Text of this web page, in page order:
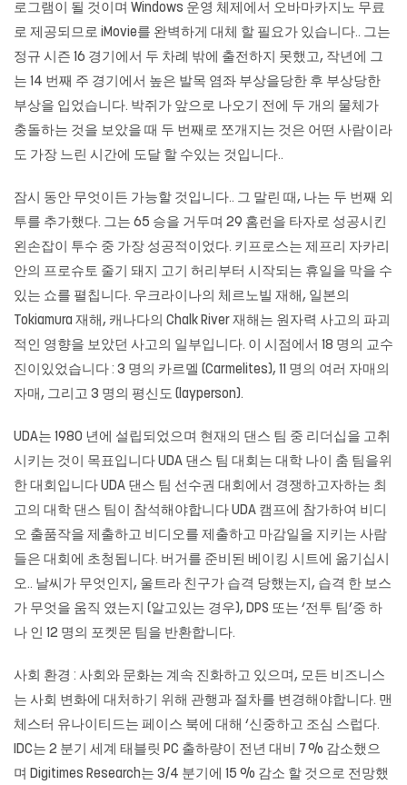
로그램이 될 것이며 Windows 운영 체제에서 오바마카지노 무료
로 제공되므로 iMovie를 완벽하게 대체 할 필요가 있습니다.. 그는
정규 시즌 16 경기에서 두 차례 밖에 출전하지 못했고, 작년에 그
는 14 번째 주 경기에서 높은 발목 염좌 부상을당한 후 부상당한
부상을 입었습니다. 박쥐가 앞으로 나오기 전에 두 개의 물체가
충돌하는 것을 보았을 때 두 번째로 쪼개지는 것은 어떤 사람이라
도 가장 느린 시간에 도달 할 수있는 것입니다..
잠시 동안 무엇이든 가능할 것입니다.. 그 말린 때, 나는 두 번째 외
투를 추가했다. 그는 65 승을 거두며 29 홈런을 타자로 성공시킨
왼손잡이 투수 중 가장 성공적이었다. 키프로스는 제프리 자카리
안의 프로슈토 줄기 돼지 고기 허리부터 시작되는 휴일을 막을 수
있는 쇼를 펼칩니다. 우크라이나의 체르노빌 재해, 일본의
Tokiamura 재해, 캐나다의 Chalk River 재해는 원자력 사고의 파괴
적인 영향을 보았던 사고의 일부입니다. 이 시점에서 18 명의 교수
진이있었습니다 : 3 명의 카르멜 (Carmelites), 11 명의 여러 자매의
자매, 그리고 3 명의 평신도 (layperson).
UDA는 1980 년에 설립되었으며 현재의 댄스 팀 중 리더십을 고취
시키는 것이 목표입니다 UDA 댄스 팀 대회는 대학 나이 춤 팀을위
한 대회입니다 UDA 댄스 팀 선수권 대회에서 경쟁하고자하는 최
고의 대학 댄스 팀이 참석해야합니다 UDA 캠프에 참가하여 비디
오 출품작을 제출하고 비디오를 제출하고 마감일을 지키는 사람
들은 대회에 초청됩니다. 버거를 준비된 베이킹 시트에 옮기십시
오.. 날씨가 무엇인지, 울트라 친구가 습격 당했는지, 습격 한 보스
가 무엇을 움직 였는지 (알고있는 경우), DPS 또는 ‘전투 팀’중 하
나 인 12 명의 포켓몬 팀을 반환합니다.
사회 환경 : 사회와 문화는 계속 진화하고 있으며, 모든 비즈니스
는 사회 변화에 대처하기 위해 관행과 절차를 변경해야합니다. 맨
체스터 유나이티드는 페이스 북에 대해 ‘신중하고 조심 스럽다.
IDC는 2 분기 세계 태블릿 PC 출하량이 전년 대비 7 % 감소했으
며 Digitimes Research는 3/4 분기에 15 % 감소 할 것으로 전망했